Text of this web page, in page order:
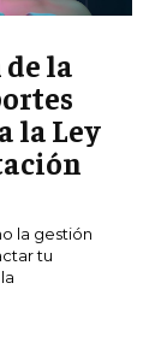
Y CADENA
la
la Ley
la gestión
tu